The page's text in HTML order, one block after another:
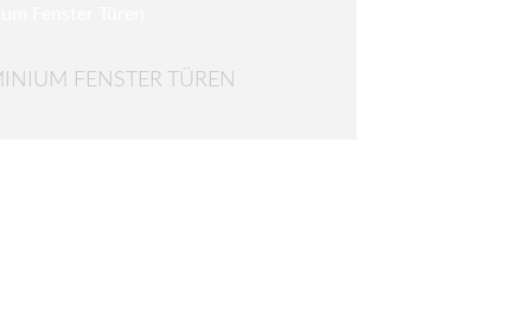
FENSTER TÜREN